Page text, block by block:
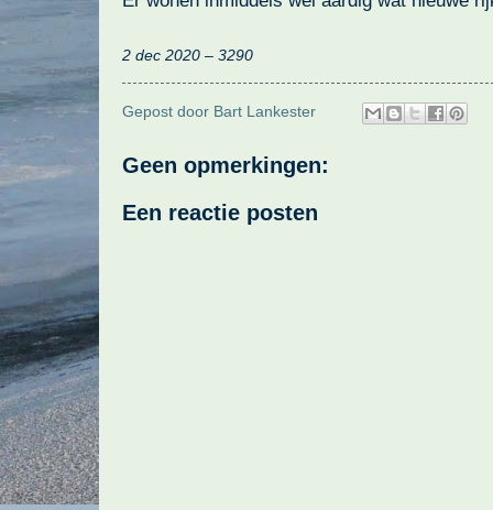
2 dec 2020 – 3290
Gepost door Bart Lankester
Geen opmerkingen:
Een reactie posten